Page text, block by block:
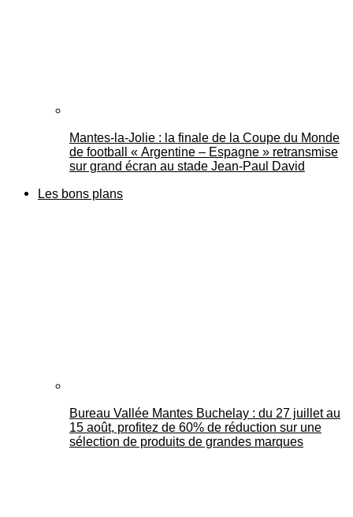
Mantes-la-Jolie : la finale de la Coupe du Monde
de football « Argentine – Espagne » retransmise
sur grand écran au stade Jean-Paul David
Les bons plans
Bureau Vallée Mantes Buchelay : du 27 juillet au
15 août, profitez de 60% de réduction sur une
sélection de produits de grandes marques